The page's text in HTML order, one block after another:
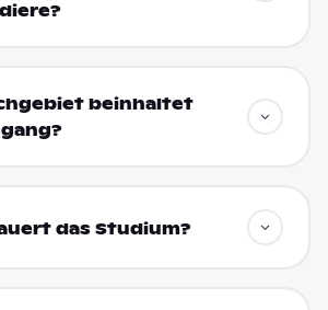
beinhaltet
das Studium?